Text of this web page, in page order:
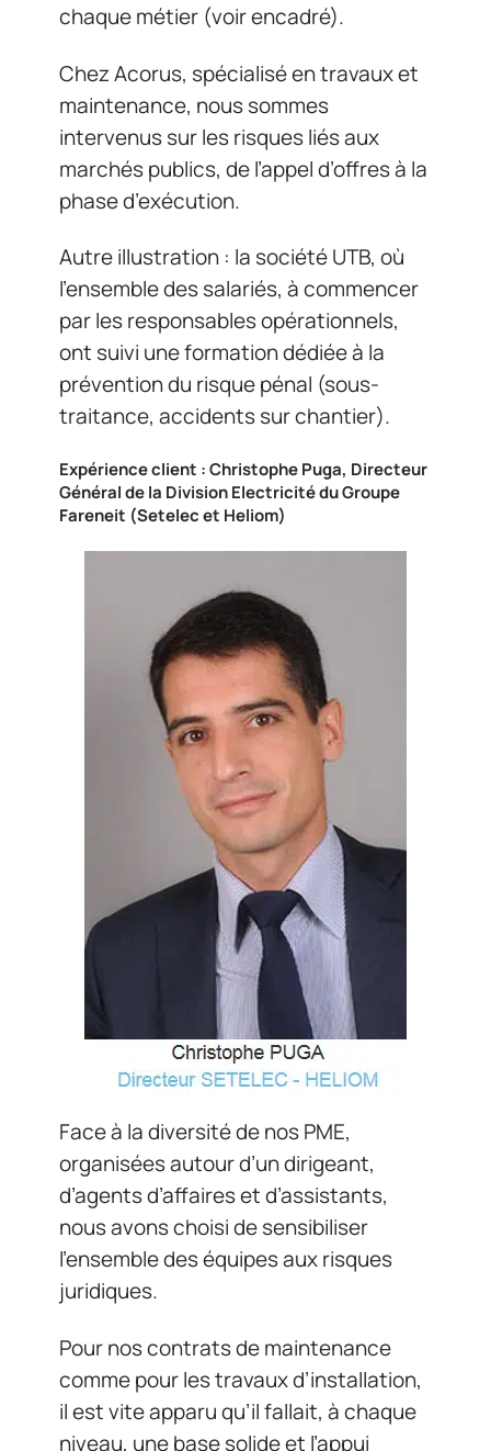
chaque métier (voir encadré).
Chez Acorus, spécialisé en travaux et
maintenance, nous sommes
intervenus sur les risques liés aux
marchés publics, de l’appel d’offres à la
phase d’exécution.
Autre illustration : la société UTB, où
l’ensemble des salariés, à commencer
par les responsables opérationnels,
ont suivi une formation dédiée à la
prévention du risque pénal (sous-
traitance, accidents sur chantier).
Expérience client : Christophe Puga, Directeur
Général de la Division Electricité du Groupe
Fareneit (Setelec et Heliom)
Face à la diversité de nos PME,
organisées autour d’un dirigeant,
d’agents d’affaires et d’assistants,
nous avons choisi de sensibiliser
l’ensemble des équipes aux risques
juridiques.
Pour nos contrats de maintenance
comme pour les travaux d’installation,
il est vite apparu qu’il fallait, à chaque
niveau, une base solide et l’appui